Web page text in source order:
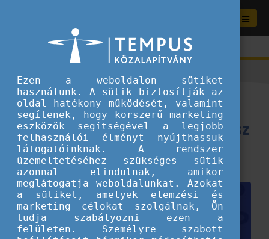
Bemutatkoznak a magyar
Eurodesk hálózat tagjai! 2. rész
2025.06.02.
Szervezeteknek ajánljuk
Ezen a weboldalon sütiket
használunk. A sütik biztosítják az
oldal hatékony működését, valamint
segítenek, hogy korszerű marketing
eszközök segítségével a legjobb
felhasználói élményt nyújthassuk
látogatóinknak. A rendszer
üzemeltetéséhez szükséges sütik
azonnal elindulnak, amikor
meglátogatja weboldalunkat. Azokat
a sütiket, amelyek elemzési és
marketing célokat szolgálnak, Ön
tudja szabályozni ezen a
felületen. Személyre szabott